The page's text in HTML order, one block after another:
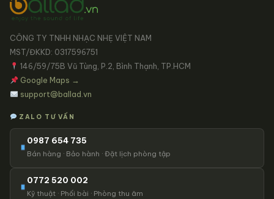
CÔNG TY TNHH NHẠC NHẸ VIỆT NAM
MST/ĐKKD: 0317596751
146/59/75B Vũ Tùng, P.2, Bình Thạnh, TP.HCM
Google Maps →
support@ballad.vn
ZALO TƯ VẤN
0987 654 735
Bán hàng · Bảo hành · Đặt lịch phòng tập
0772 520 002
Kỹ thuật · Phối bài · Phòng thu âm